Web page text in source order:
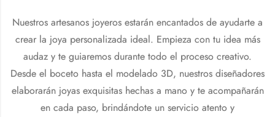
Nuestros artesanos joyeros estarán encantados de ayudarte a
crear la joya personalizada ideal. Empieza con tu idea más
audaz y te guiaremos durante todo el proceso creativo.
Desde el boceto hasta el modelado 3D, nuestros diseñadores
elaborarán joyas exquisitas hechas a mano y te acompañarán
en cada paso, brindándote un servicio atento y